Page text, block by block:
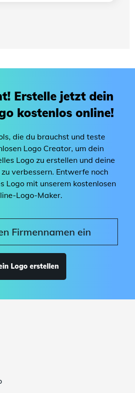
Erstelle jetzt dein
kostenlos online!
die du brauchst und teste
Logo Creator, um dein
Logo zu erstellen und deine
verbessern. Entwerfe noch
Logo mit unserem kostenlosen
Logo-Maker.
Logo erstellen